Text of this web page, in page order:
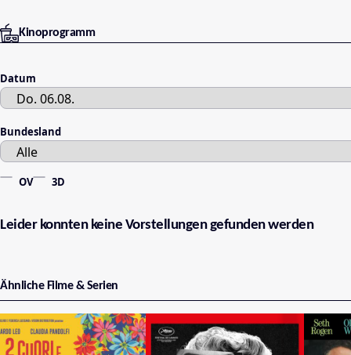
Kinoprogramm
Datum
Bundesland
OV 3D
Leider konnten keine Vorstellungen gefunden werden
Ähnliche Filme & Serien